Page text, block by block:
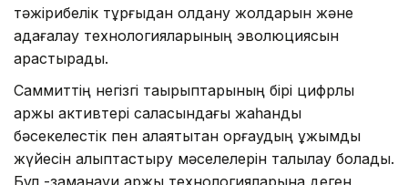
тәжірибелік тұрғыдан қолдану жолдарын және
қадағалау технологияларының эволюциясын
қарастырады.
Саммиттің негізгі тақырыптарының бірі цифрлық
қаржы активтері саласындағы жаһандық
бәсекелестік пен алаяқтықтан қорғаудың ұжымдық
жүйесін қалыптастыру мәселелерін талқылау болады.
Бұл -заманауи қаржы технологияларына деген